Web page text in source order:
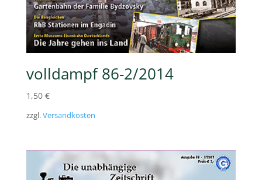
volldampf 86-2/2014
1,50 €
zzgl.Versandkosten